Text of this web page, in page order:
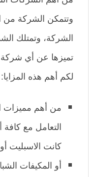
وتتمكن الشركة من
الشركة، وتمتلك
تميزها عن أي
لكم أهم هذه المزايا:
من أهم مميزات
التعامل مع كافة
كانت الاسبليت
أو المكيفات